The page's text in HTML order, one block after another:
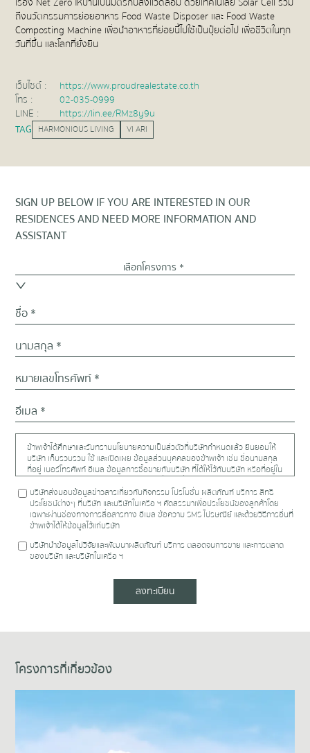
ถึงนวัตกรรมการย่อยอาหาร Food Waste Disposer และ Food Waste
Composting Machine เพื่อนำอาหารที่ย่อยนี้ไปใช้เป็นปุ๋ยต่อไป เพื่อชีวิตในทุก
วันที่ขึ้น และโลกที่ยั่งยืน
เว็บไซต์ :
https://www.proudrealestate.co.th
โทร :
02-035-0999
LINE :
https://lin.ee/RMz8y9u
TAG HARMONIOUS LIVING VI ARI
SIGN UP BELOW IF YOU ARE INTERESTED IN OUR
RESIDENCES AND NEED MORE INFORMATION AND
ASSISTANT
เลือกโครงการ *
ข้าพเจ้าได้ศึกษาและรับทราบนโยบายความเป็นส่วตัวที่บริษัทกำหนดแล้ว ยินยอมให้
บริษัท เก็บรวบรวม ใช้ และเปิดเผย ข้อมูลส่วนบุคคลของข้าพเจ้า เช่น ชื่อนามสกุล
ที่อยู่ เบอร์โทรศัพท์ อีเมล ข้อมูลการซื้อขายกับบริษัท ที่ได้ให้ไว้กับบริษัท หรือที่อยู่ใน
ความครอบครองของบริษัท รวมถึงข้อมูลที่จะให้เพิ่มเติมแก่บริษัท ให้แก่บริษัทใน
เครือตามรายชื่อที่ระบุในhttps://www.proudrealestate.co.th/privacy-policy
หรือบุคคล นิติบุคคลอื่น สถาบันการเงินใดที่จำเป็นต่อการปฏิบัติตามสัญญาซึ่ง
ข้าพเจ้าได้ทำไว้กับบริษัท และเพื่อวัตถุประสงค์ดังต่อไปนี้
บริษัทส่งมอบข้อมูลข่าวสารเกี่ยวกับกิจกรรม โปรโมชั่น ผลิตภัณฑ์ บริการ สิทธิ
ประโยชน์ต่างๆ ที่บริษัท และบริษัทในเครือ ฯ คัดสรรมาเพื่อประโยชน์ของลูกค้าโดย
เฉพาะผ่านช่องทางการสื่อสารทาง อีเมล ข้อความ SMS ไปรษณีย์ และด้วยวิธีการอื่นที่
ข้าพเจ้าได้ให้ข้อมูลไว้แก่บริษัท
บริษัทนำข้อมูลไปวิจัยและพัฒนาผลิตภัณฑ์ บริการ ตลอดจนการขาย และการตลาด
ของบริษัท และบริษัทในเครือ ฯ
ลงทะเบียน
โครงการที่เกี่ยวข้อง